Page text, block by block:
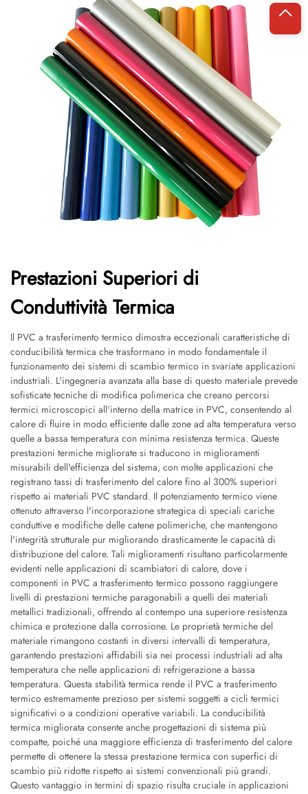
Prestazioni Superiori di
Conduttività Termica
Il PVC a trasferimento termico dimostra eccezionali caratteristiche di
conducibilità termica che trasformano in modo fondamentale il
funzionamento dei sistemi di scambio termico in svariate applicazioni
industriali. L'ingegneria avanzata alla base di questo materiale prevede
sofisticate tecniche di modifica polimerica che creano percorsi
termici microscopici all'interno della matrice in PVC, consentendo al
calore di fluire in modo efficiente dalle zone ad alta temperatura verso
quelle a bassa temperatura con minima resistenza termica. Queste
prestazioni termiche migliorate si traducono in miglioramenti
misurabili dell'efficienza del sistema, con molte applicazioni che
registrano tassi di trasferimento del calore fino al 300% superiori
rispetto ai materiali PVC standard. Il potenziamento termico viene
ottenuto attraverso l'incorporazione strategica di speciali cariche
conduttive e modifiche delle catene polimeriche, che mantengono
l'integrità strutturale pur migliorando drasticamente le capacità di
distribuzione del calore. Tali miglioramenti risultano particolarmente
evidenti nelle applicazioni di scambiatori di calore, dove i
componenti in PVC a trasferimento termico possono raggiungere
livelli di prestazioni termiche paragonabili a quelli dei materiali
metallici tradizionali, offrendo al contempo una superiore resistenza
chimica e protezione dalla corrosione. Le proprietà termiche del
materiale rimangono costanti in diversi intervalli di temperatura,
garantendo prestazioni affidabili sia nei processi industriali ad alta
temperatura che nelle applicazioni di refrigerazione a bassa
temperatura. Questa stabilità termica rende il PVC a trasferimento
termico estremamente prezioso per sistemi soggetti a cicli termici
significativi o a condizioni operative variabili. La conducibilità
termica migliorata consente anche progettazioni di sistema più
compatte, poiché una maggiore efficienza di trasferimento del calore
permette di ottenere la stessa prestazione termica con superfici di
scambio più ridotte rispetto ai sistemi convenzionali più grandi.
Questo vantaggio in termini di spazio risulta cruciale in applicazioni